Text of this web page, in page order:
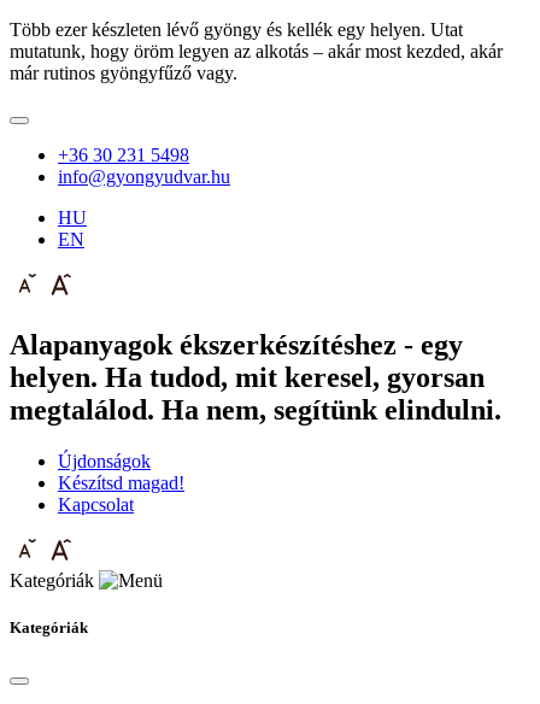
Több ezer készleten lévő gyöngy és kellék egy helyen. Utat
mutatunk, hogy öröm legyen az alkotás – akár most kezded, akár
már rutinos gyöngyfűző vagy.
+36 30 231 5498
info@gyongyudvar.hu
HU
EN
Alapanyagok ékszerkészítéshez - egy
helyen. Ha tudod, mit keresel, gyorsan
megtalálod. Ha nem, segítünk elindulni.
Újdonságok
Készítsd magad!
Kapcsolat
Kategóriák
Kategóriák